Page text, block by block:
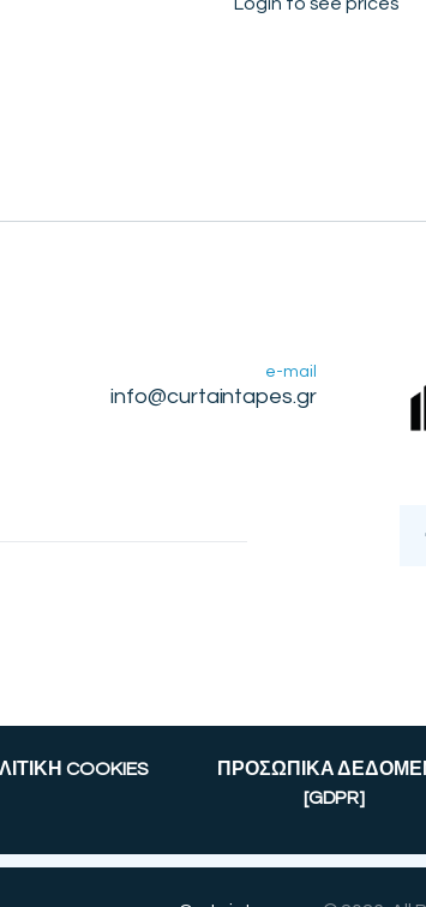
Login to see prices
e-mail
info@curtaintapes.gr
COOKIES
ΠΡΟΣΩΠΙΚΑ
[GDPR]